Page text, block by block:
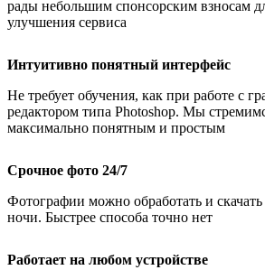
рады небольшим спонсорским взносам
улучшения сервиса
Интуитивно понятный интерфейс
Не требует обучения, как при работе с
редактором типа Photoshop. Мы
максимально понятным и простым
Срочное фото 24/7
Фотографии можно обработать и
ночи. Быстрее способа точно нет
Работает на любом устройстве